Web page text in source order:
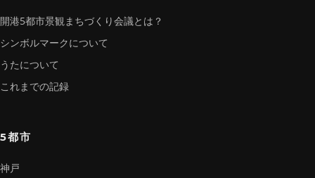
開港5都市景観まちづくり会議とは？
シンボルマークについて
うたについて
これまでの記録
5都市
神戸